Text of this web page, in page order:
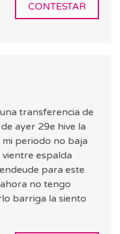
CONTESTAR
transferencia de
ayer 29e hive la
periodo no baja
espalda
para este
no tengo
barriga la siento